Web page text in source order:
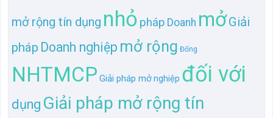
mở rộng tín dụng nhỏ pháp Doanh mởGiải
pháp Doanh nghiệp mở rộng Đống
NHTMCP Giải pháp mởnghiệp đối với
dụng Giải pháp mở rộng tín